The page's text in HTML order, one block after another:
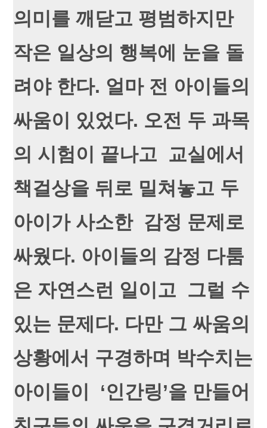
의미를 깨닫고 평범하지만
작은 일상의 행복에 눈을 돌
려야 한다. 얼마 전 아이들의
싸움이 있었다. 오전 두 과목
의 시험이 끝나고 교실에서
책걸상을 뒤로 밀쳐놓고 두
아이가 사소한 감정 문제로
싸웠다. 아이들의 감정 다툼
은 자연스런 일이고 그럴 수
있는 문제다. 다만 그 싸움의
상황에서 구경하며 박수치는
아이들이 ‘인간링’을 만들어